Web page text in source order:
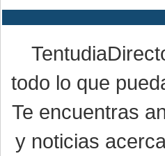
todo lo que
Te encuentras
y noticias